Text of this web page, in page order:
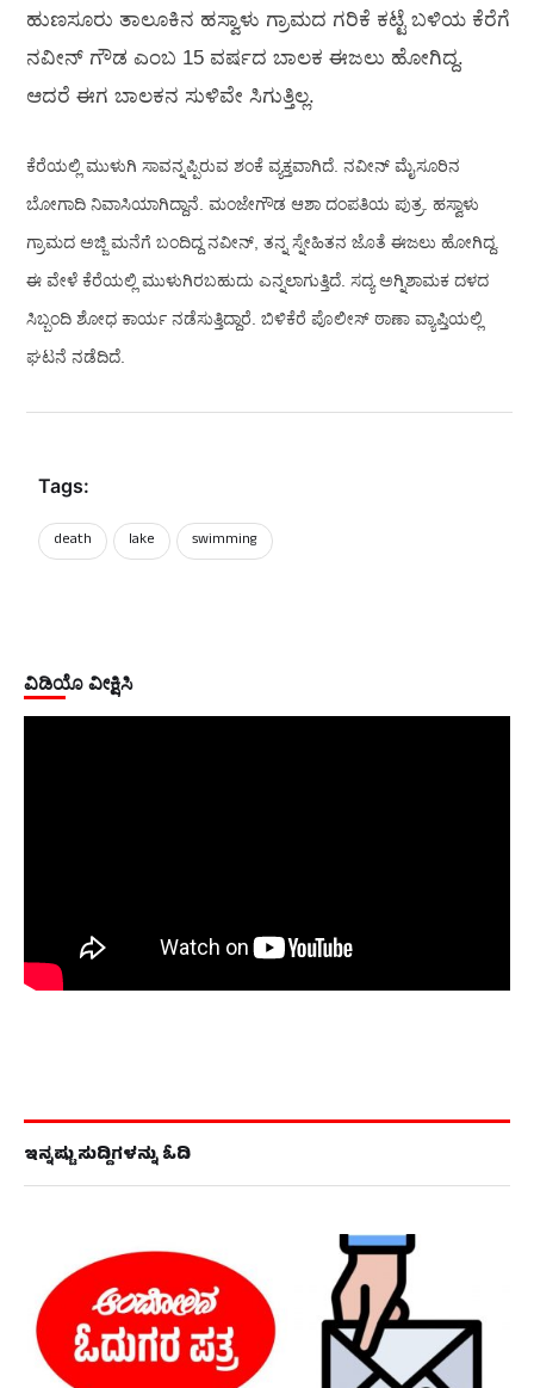
ಹುಣಸೂರು ತಾಲೂಕಿನ ಹಸ್ವಾಳು ಗ್ರಾಮದ ಗರಿಕೆ ಕಟ್ಟೆ ಬಳಿಯ ಕೆರೆಗೆ
ನವೀನ್ ಗೌಡ ಎಂಬ 15 ವರ್ಷದ ಬಾಲಕ ಈಜಲು ಹೋಗಿದ್ದ.
ಆದರೆ ಈಗ ಬಾಲಕನ ಸುಳಿವೇ ಸಿಗುತ್ತಿಲ್ಲ.
ಕೆರೆಯಲ್ಲಿ ಮುಳುಗಿ ಸಾವನ್ನಪ್ಪಿರುವ ಶಂಕೆ ವ್ಯಕ್ತವಾಗಿದೆ. ನವೀನ್ ಮೈಸೂರಿನ
ಬೋಗಾದಿ ನಿವಾಸಿಯಾಗಿದ್ದಾನೆ. ಮಂಜೇಗೌಡ ಆಶಾ ದಂಪತಿಯ ಪುತ್ರ. ಹಸ್ವಾಳು
ಗ್ರಾಮದ ಅಜ್ಜಿ ಮನೆಗೆ ಬಂದಿದ್ದ ನವೀನ್, ತನ್ನ ಸ್ನೇಹಿತನ ಜೊತೆ ಈಜಲು ಹೋಗಿದ್ದ.
ಈ ವೇಳೆ ಕೆರೆಯಲ್ಲಿ ಮುಳುಗಿರಬಹುದು ಎನ್ನಲಾಗುತ್ತಿದೆ. ಸದ್ಯ ಅಗ್ನಿಶಾಮಕ ದಳದ
ಸಿಬ್ಬಂದಿ ಶೋಧ ಕಾರ್ಯ ನಡೆಸುತ್ತಿದ್ದಾರೆ. ಬಿಳಿಕೆರೆ ಪೊಲೀಸ್ ಠಾಣಾ ವ್ಯಾಪ್ತಿಯಲ್ಲಿ
ಘಟನೆ ನಡೆದಿದೆ.
Tags:
death lake swimming
ವಿಡಿಯೊ ವೀಕ್ಷಿಸಿ
ಇನ್ನಷ್ಟು ಸುದ್ದಿಗಳನ್ನು ಓದಿ